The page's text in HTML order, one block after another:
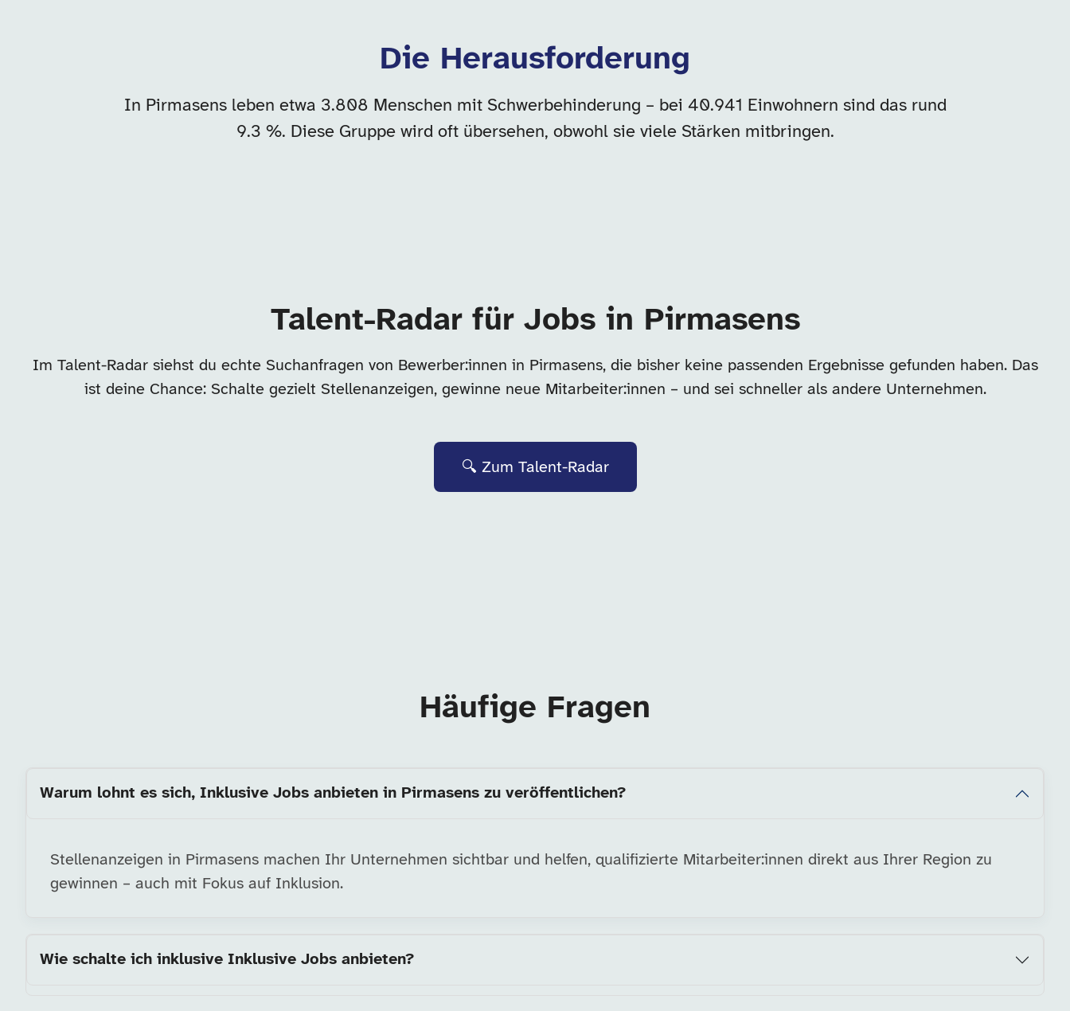
Die Herausforderung
In Pirmasens leben etwa 3.808 Menschen mit Schwerbehinderung – bei 40.941 Einwohnern sind das rund
9.3 %. Diese Gruppe wird oft übersehen, obwohl sie viele Stärken mitbringen.
Talent-Radar für Jobs in Pirmasens
Im Talent-Radar siehst du echte Suchanfragen von Bewerber:innen in Pirmasens, die bisher keine passenden Ergebnisse gefunden haben. Das
ist deine Chance: Schalte gezielt Stellenanzeigen, gewinne neue Mitarbeiter:innen – und sei schneller als andere Unternehmen.
🔍 Zum Talent-Radar
Häufige Fragen
Warum lohnt es sich, Inklusive Jobs anbieten in Pirmasens zu veröffentlichen?
Stellenanzeigen in Pirmasens machen Ihr Unternehmen sichtbar und helfen, qualifizierte Mitarbeiter:innen direkt aus Ihrer Region zu
gewinnen – auch mit Fokus auf Inklusion.
Wie schalte ich inklusive Inklusive Jobs anbieten?